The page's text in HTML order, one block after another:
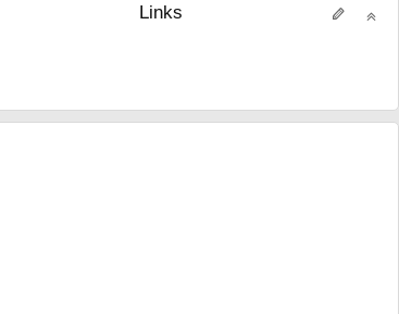
Links